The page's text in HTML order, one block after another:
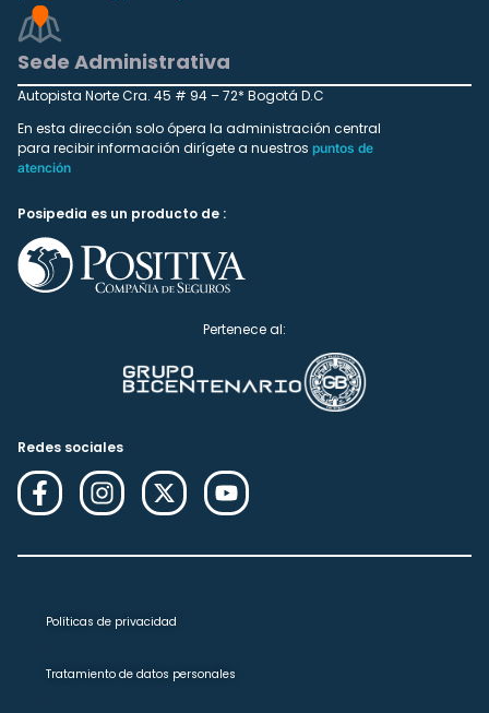
Sede Administrativa
Autopista Norte Cra. 45 # 94 – 72* Bogotá D.C
En esta dirección solo ópera la administración central
para recibir información dirígete a nuestros puntos de
atención
Posipedia es un producto de :
Pertenece al:
Redes sociales
Políticas de privacidad
Tratamiento de datos personales